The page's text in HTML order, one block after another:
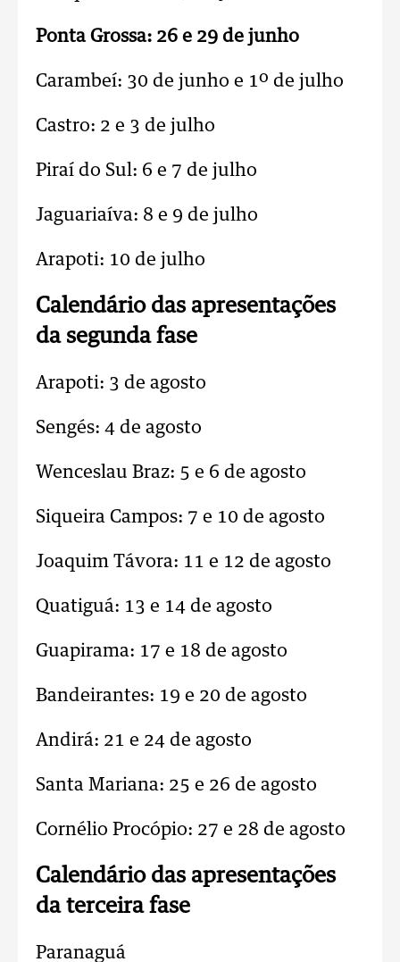
Ponta Grossa: 26 e 29 de junho
Carambeí: 30 de junho e 1º de julho
Castro: 2 e 3 de julho
Piraí do Sul: 6 e 7 de julho
Jaguariaíva: 8 e 9 de julho
Arapoti: 10 de julho
Calendário das apresentações
da segunda fase
Arapoti: 3 de agosto
Sengés: 4 de agosto
Wenceslau Braz: 5 e 6 de agosto
Siqueira Campos: 7 e 10 de agosto
Joaquim Távora: 11 e 12 de agosto
Quatiguá: 13 e 14 de agosto
Guapirama: 17 e 18 de agosto
Bandeirantes: 19 e 20 de agosto
Andirá: 21 e 24 de agosto
Santa Mariana: 25 e 26 de agosto
Cornélio Procópio: 27 e 28 de agosto
Calendário das apresentações
da terceira fase
Paranaguá